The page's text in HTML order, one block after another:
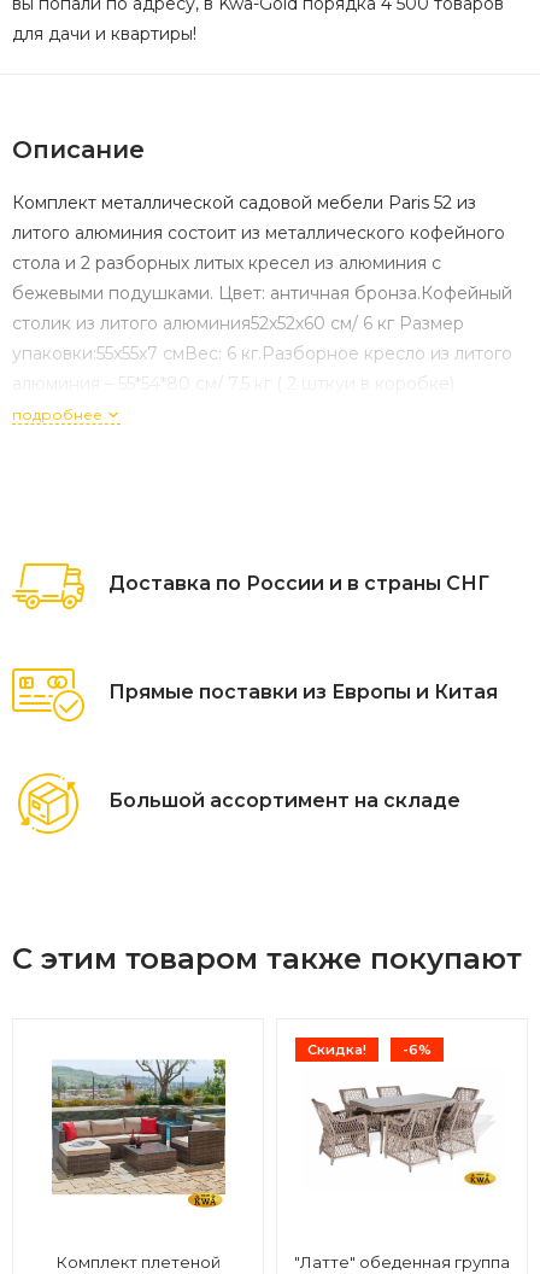
для дачи и квартиры!
Описание
Комплект металлической садовой мебели Paris 52 из
литого алюминия состоит из металлического кофейного
стола и 2 разборных литых кресел из алюминия с
бежевыми подушками. Цвет: античная бронза.Кофейный
столик из литого алюминия52х52х60 см/ 6 кг Размер
упаковки:55x55x7 смВес: 6 кг.Разборное кресло из литого
алюминия – 55*54*80 см/ 7,5 кг ( 2 шткуи в коробке).
подробнее
Доставка по России и в страны СНГ
Прямые поставки из Европы и Китая
Большой ассортимент на складе
С этим товаром также покупают
Комплект плетеной
Скидка! -6%
"Латте" обеденная группа